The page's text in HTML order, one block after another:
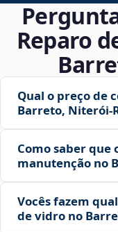
Reparo
Qual o preço de
Barreto,
Como saber que
manutenção no
Vocês fazem
de vidro no